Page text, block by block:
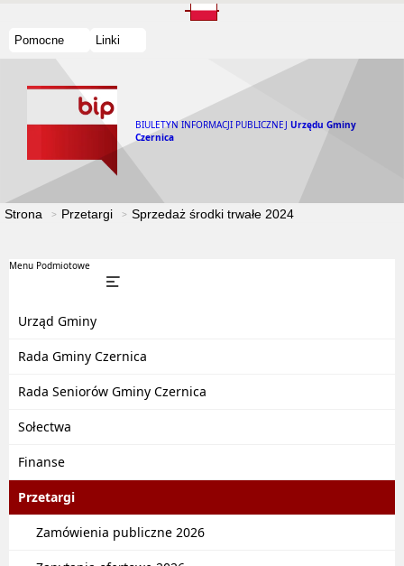
Pomocne Linki
BIULETYN INFORMACJI PUBLICZNEJ Urzędu Gminy
Czernica
Strona Przetargi Sprzedaż środki trwałe 2024
Menu Podmiotowe
Urząd Gminy
Rada Gminy Czernica
Rada Seniorów Gminy Czernica
Sołectwa
Finanse
Przetargi
Zamówienia publiczne 2026